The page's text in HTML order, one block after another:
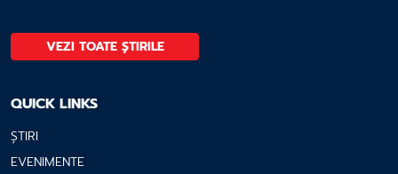
VEZI TOATE ȘTIRILE
QUICK LINKS
ȘTIRI
EVENIMENTE